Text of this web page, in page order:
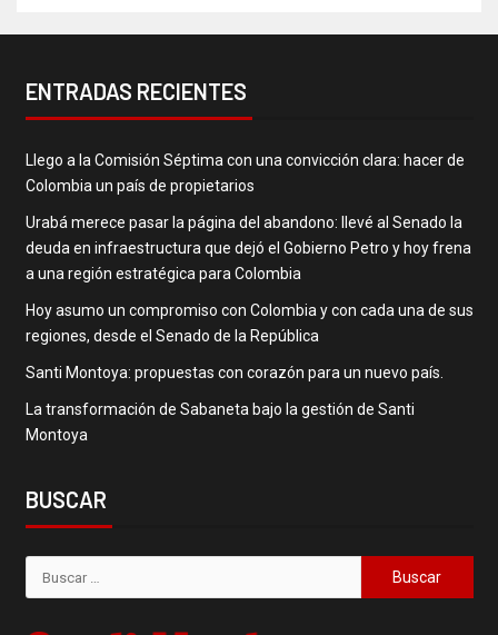
ENTRADAS RECIENTES
Llego a la Comisión Séptima con una convicción clara: hacer de
Colombia un país de propietarios
Urabá merece pasar la página del abandono: llevé al Senado la
deuda en infraestructura que dejó el Gobierno Petro y hoy frena
a una región estratégica para Colombia
Hoy asumo un compromiso con Colombia y con cada una de sus
regiones, desde el Senado de la República
Santi Montoya: propuestas con corazón para un nuevo país.
La transformación de Sabaneta bajo la gestión de Santi
Montoya
BUSCAR